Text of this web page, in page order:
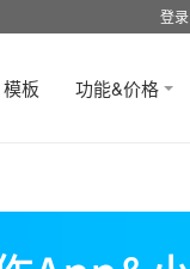
登录
模板 功能&价格